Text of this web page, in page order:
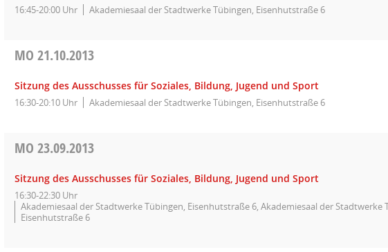
16:45-20:00 Uhr Akademiesaal der Stadtwerke Tübingen, Eisenhutstraße 6
MO21.10.2013
Sitzung des Ausschusses für Soziales, Bildung, Jugend und Sport
16:30-20:10 Uhr Akademiesaal der Stadtwerke Tübingen, Eisenhutstraße 6
MO23.09.2013
Sitzung des Ausschusses für Soziales, Bildung, Jugend und Sport
16:30-22:30 Uhr
Akademiesaal der Stadtwerke Tübingen, Eisenhutstraße 6, Akademiesaal der Stadtwerke
Eisenhutstraße 6